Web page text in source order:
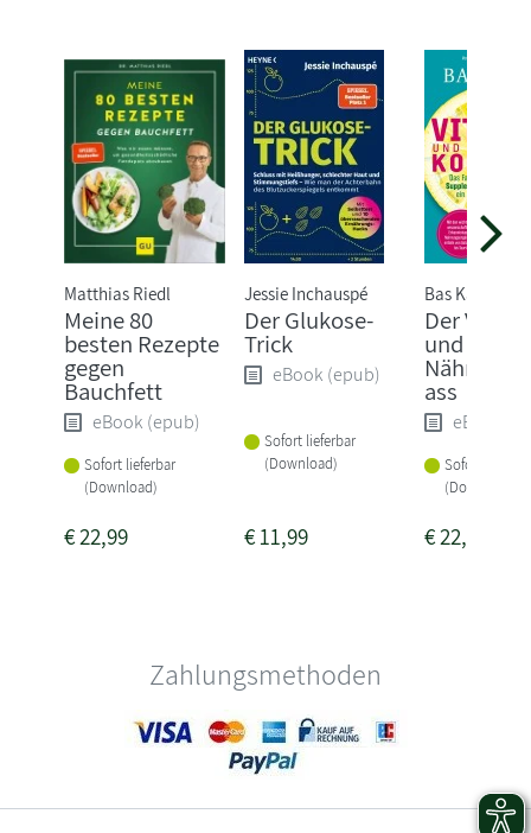
Matthias Riedl
Meine 80
besten Rezepte
gegen
Bauchfett
eBook (epub)
Sofort lieferbar
(Download)
€22,99
Jessie Inchauspé
Der Glukose-
Trick
eBook (epub)
Sofort lieferbar
(Download)
€11,99
Bas Kast
Der
und
ass
eBook
Sofort
(Download)
€22,99
Zahlungsmethoden